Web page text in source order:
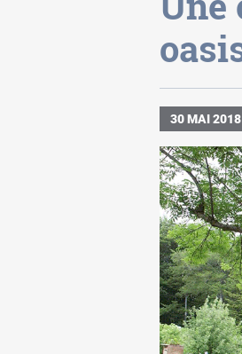
30 MAI 2018